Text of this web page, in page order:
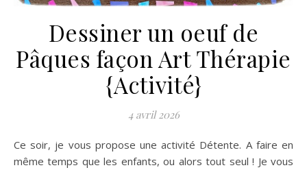
Dessiner un oeuf de
Pâques façon Art Thérapie
{Activité}
4 avril 2026
Ce soir, je vous propose une activité Détente. A faire en
même temps que les enfants, ou alors tout seul ! Je vous